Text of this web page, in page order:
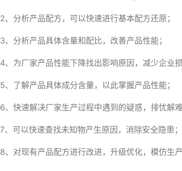
2、分析产品配方，可以快速进行基本配方还原；
3、分析产品具体含量和配比，改善产品性能；
4、为厂家产品性能下降找出影响原因，减少企业损
5、了解产品具体成分含量，以此掌握产品性能；
6、快速解决厂家生产过程中遇到的疑惑，排忧解
7、可以快速查找未知物产生原因，消除安全隐患；
8、对现有产品配方进行改进，升级优化，模仿生